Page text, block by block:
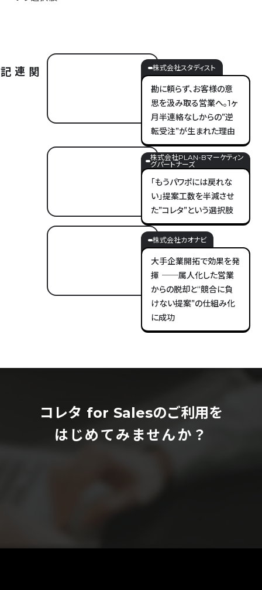
株式会社スタディスト
勘に頼らず、お客様の意
思を汲み取る営業へ。1ヶ
月半連絡なしからの”逆
転受注”が生まれた理由
株式会社PLAN-Bマーケティン
グパートナーズ
「もうパワポには戻れな
い」提案工数を半減させ
た”コレタ”という選択肢
株式会社カオナビ
大手企業開拓で効果を発
揮 ──属人化した営業
からの脱却と“競合に負
けない提案”の仕組み化
に成功
コレタ for Salesのご利用を
はじめてみませんか？